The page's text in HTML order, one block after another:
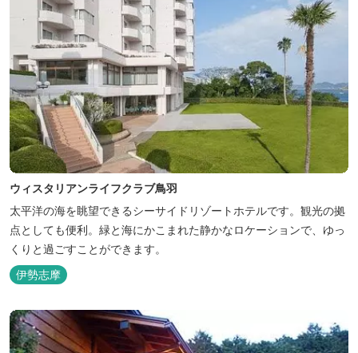
ウィスタリアンライフクラブ鳥羽
太平洋の海を眺望できるシーサイドリゾートホテルです。観光の拠
点としても便利。緑と海にかこまれた静かなロケーションで、ゆっ
くりと過ごすことができます。
伊勢志摩